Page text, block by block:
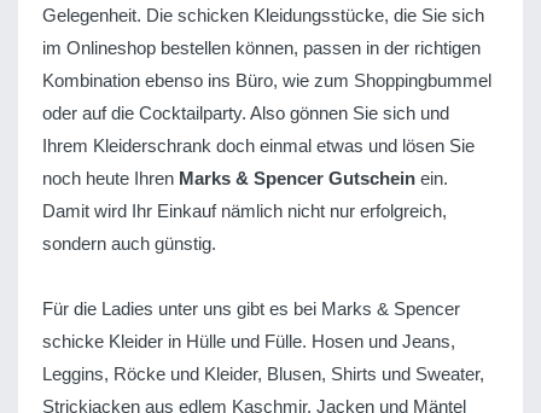
Gelegenheit. Die schicken Kleidungsstücke, die Sie sich
im Onlineshop bestellen können, passen in der richtigen
Kombination ebenso ins Büro, wie zum Shoppingbummel
oder auf die Cocktailparty. Also gönnen Sie sich und
Ihrem Kleiderschrank doch einmal etwas und lösen Sie
noch heute Ihren Marks & Spencer Gutschein ein.
Damit wird Ihr Einkauf nämlich nicht nur erfolgreich,
sondern auch günstig.
Für die Ladies unter uns gibt es bei Marks & Spencer
schicke Kleider in Hülle und Fülle. Hosen und Jeans,
Leggins, Röcke und Kleider, Blusen, Shirts und Sweater,
Strickjacken aus edlem Kaschmir, Jacken und Mäntel